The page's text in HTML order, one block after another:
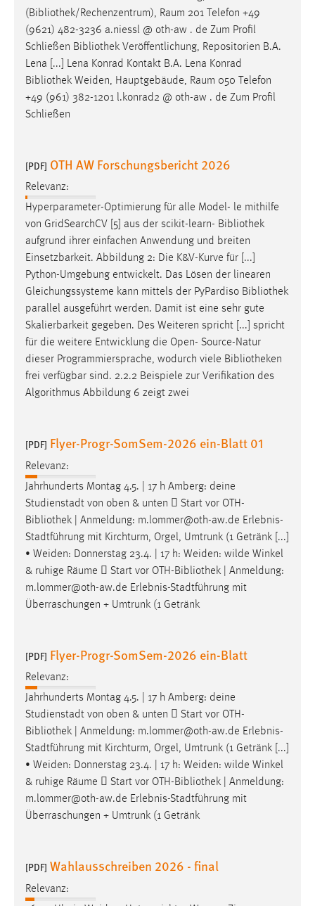
(Bibliothek/Rechenzentrum), Raum 201 Telefon +49
(9621) 482-3236 a.niessl @ oth-aw . de Zum Profil
Schließen Bibliothek Veröffentlichung, Repositorien B.A.
Lena [...] Lena Konrad Kontakt B.A. Lena Konrad
Bibliothek Weiden, Hauptgebäude, Raum 050 Telefon
+49 (961) 382-1201 l.konrad2 @ oth-aw . de Zum Profil
Schließen
[PDF] OTH AW Forschungsbericht 2026
Relevanz:
Hyperparameter-Optimierung für alle Model- le mithilfe
von GridSearchCV [5] aus der scikit-learn- Bibliothek
aufgrund ihrer einfachen Anwendung und breiten
Einsetzbarkeit. Abbildung 2: Die K&V-Kurve für [...]
Python-Umgebung entwickelt. Das Lösen der linearen
Gleichungssysteme kann mittels der PyPardiso Bibliothek
parallel ausgeführt werden. Damit ist eine sehr gute
Skalierbarkeit gegeben. Des Weiteren spricht [...] spricht
für die weitere Entwicklung die Open- Source-Natur
dieser Programmiersprache, wodurch viele Bibliotheken
frei verfügbar sind. 2.2.2 Beispiele zur Verifikation des
Algorithmus Abbildung 6 zeigt zwei
[PDF] Flyer-Progr-SomSem-2026 ein-Blatt 01
Relevanz:
Jahrhunderts Montag 4.5. | 17 h Amberg: deine
Studienstadt von oben & unten  Start vor OTH-
Bibliothek | Anmeldung: m.lommer@oth-aw.de Erlebnis-
Stadtführung mit Kirchturm, Orgel, Umtrunk (1 Getränk [...]
• Weiden: Donnerstag 23.4. | 17 h: Weiden: wilde Winkel
& ruhige Räume  Start vor OTH-Bibliothek | Anmeldung:
m.lommer@oth-aw.de Erlebnis-Stadtführung mit
Überraschungen + Umtrunk (1 Getränk
[PDF] Flyer-Progr-SomSem-2026 ein-Blatt
Relevanz:
Jahrhunderts Montag 4.5. | 17 h Amberg: deine
Studienstadt von oben & unten  Start vor OTH-
Bibliothek | Anmeldung: m.lommer@oth-aw.de Erlebnis-
Stadtführung mit Kirchturm, Orgel, Umtrunk (1 Getränk [...]
• Weiden: Donnerstag 23.4. | 17 h: Weiden: wilde Winkel
& ruhige Räume  Start vor OTH-Bibliothek | Anmeldung:
m.lommer@oth-aw.de Erlebnis-Stadtführung mit
Überraschungen + Umtrunk (1 Getränk
[PDF] Wahlausschreiben 2026 - final
Relevanz:
einloggen zu können.
Cookie Laufzeit:
24 Stunden
STATISTIK
Matomo
Name:
Zweck:
Zugriffsstatistik
Cookie Laufzeit:
Max. 13 Monate
MARKETING
Marketing Cookies werden von Drittanbietern
hinweg verfolgen.
Google Ads
Name:
_gcl_au
Anbieter:
Google Ireland Limited
Zweck:
Conversion-Tracking
Facebook Pixel
Name:
_fbp
Anbieter:
Zweck:
Conversion-Tracking